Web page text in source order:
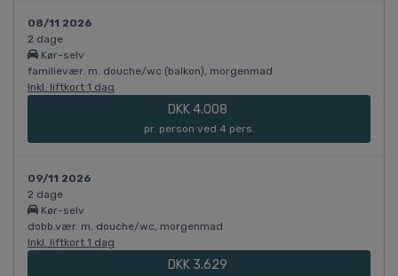
08/11 2026
2 dage
Kør-selv
familievær. m. douche/wc (balkon), morgenmad
Inkl. liftkort 1 dag
DKK 4.008
pr. person ved 4 pers.
09/11 2026
2 dage
Kør-selv
dobb.vær. m. douche/wc, morgenmad
Inkl. liftkort 1 dag
DKK 3.629